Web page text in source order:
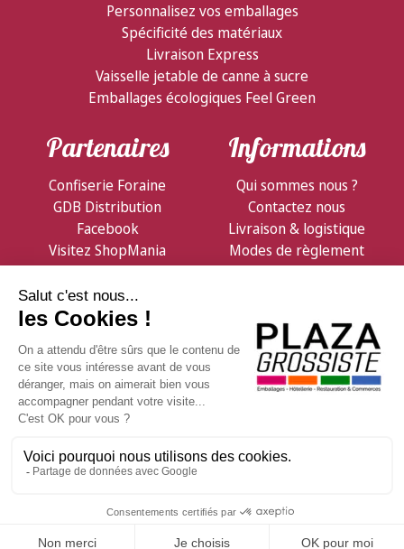
Personnalisez vos emballages
Spécificité des matériaux
Livraison Express
Vaisselle jetable de canne à sucre
Emballages écologiques Feel Green
Partenaires
Confiserie Foraine
GDB Distribution
Facebook
Visitez ShopMania
Informations
Qui sommes nous ?
Contactez nous
Livraison & logistique
Modes de règlement
Conditions de vente
Notre Newsletter
Et consultez nos offres promotionnelles en avant-
première
Vous affirmez avoir pris connaissance de notre
confidentialité. Vous disposez d'un droit d'accès, de
des fins statistiques et commerciales.
OK